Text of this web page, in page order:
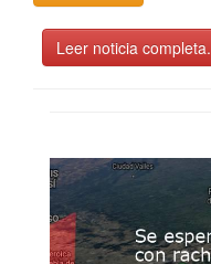
Leer noticia completa.